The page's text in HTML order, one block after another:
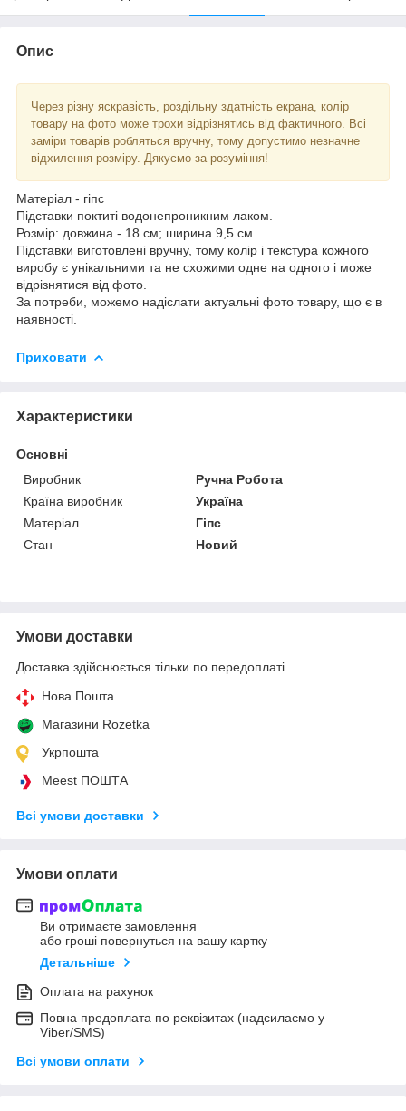
Опис
Через різну яскравість, роздільну здатність екрана, колір
товару на фото може трохи відрізнятись від фактичного. Всі
заміри товарів робляться вручну, тому допустимо незначне
відхилення розміру. Дякуємо за розуміння!
Матеріал - гіпс
Підставки поктиті водонепроникним лаком.
Розмір: довжина - 18 см; ширина 9,5 см
Підставки виготовлені вручну, тому колір і текстура кожного
виробу є унікальними та не схожими одне на одного і може
відрізнятися від фото.
За потреби, можемо надіслати актуальні фото товару, що є в
наявності.
Приховати
Характеристики
Основні
Виробник
Ручна Робота
Країна виробник
Україна
Матеріал
Гіпс
Стан
Новий
Умови доставки
Доставка здійснюється тільки по передоплаті.
Нова Пошта
Магазини Rozetka
Укрпошта
Meest ПОШТА
Всі умови доставки
Умови оплати
Ви отримаєте замовлення
або гроші повернуться на вашу картку
Детальніше
Оплата на рахунок
Повна предоплата по реквізитах (надсилаємо у
Viber/SMS)
Всі умови оплати